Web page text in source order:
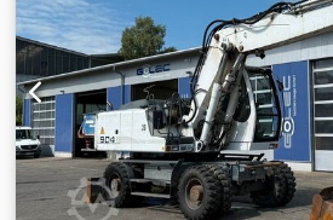
wartungsarm, ideal für Kaltstarts)
ca. 20 km/h (Hydrostatischer
Stufenregelung) Hydraulik &
Hydrauliksystem: Hydromatik-
leistungsgeregelter
Hydrauliköl: ca. 270 Liter Tankinhalt
Cedpfxezrzyme Ab Ssrf Standard-
0,60 – 1,00 m³ 5826